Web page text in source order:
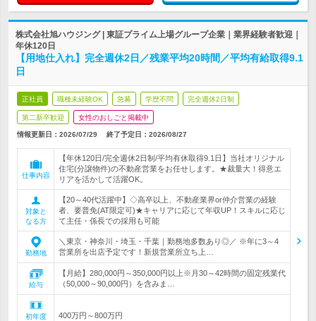
株式会社旭ハウジング | 東証プライム上場グループ企業｜業界経験者歓迎｜
年休120日
【用地仕入れ】完全週休2日／残業平均20時間／平均有給取得9.1
日
正社員 職種未経験OK 急募 学歴不問 完全週休2日制
第二新卒歓迎 女性のおしごと掲載中
情報更新日：2026/07/29 終了予定日： 2026/08/27
仕事内容
【年休120日/完全週休2日制/平均有休取得9.1日】当社オリジナル
住宅(分譲物件)の不動産営業をお任せします。★裁量大！得意エ
リアを活かして活躍OK。
対象と
なる方
【20～40代活躍中】◇高卒以上、不動産業界or仲介営業の経験
者、要普免(AT限定可)★キャリアに応じて年収UP！スキルに応じ
て主任・係長での採用も可能
勤務地
＼東京・神奈川・埼玉・千葉｜勤務地多数あり◎／ ※年に3～4
営業所を出店予定です！新規営業所立ち上…
給与
【月給】280,000円～350,000円以上※月30～42時間の固定残業代
（50,000～90,000円）を含みま…
初年度
400万円～800万円